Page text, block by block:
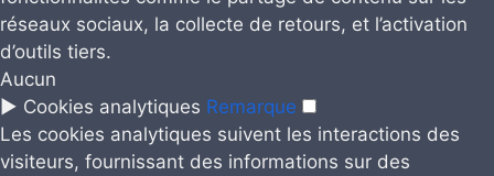
réseaux sociaux, la collecte de retours, et l’activation
d’outils tiers.
Aucun
► Cookies analytiques Remarque
Les cookies analytiques suivent les interactions des
visiteurs, fournissant des informations sur des